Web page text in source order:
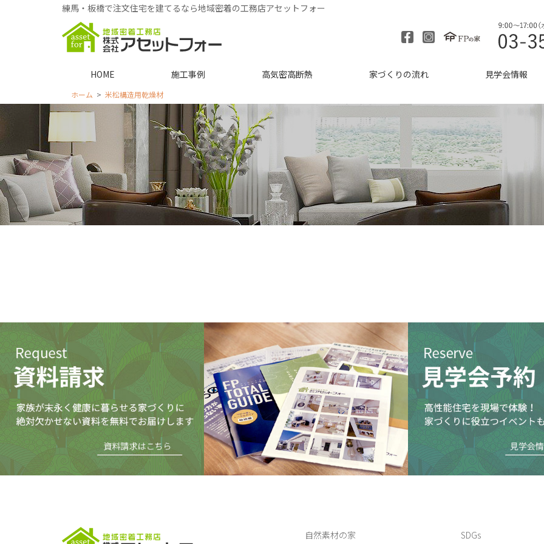
練馬・板橋で注文住宅を建てるなら地域密着の工務店アセットフォー
HOME 施工事例 高気密高断熱 家づくりの流れ 見学会情報
ホーム 米松構造用乾燥材
自然素材の家 SDGs